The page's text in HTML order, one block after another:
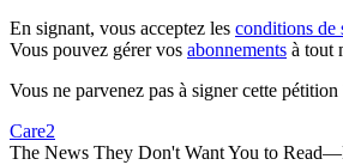
En signant, vous acceptez les conditions de
Vous pouvez gérer vos abonnements à tout
Vous ne parvenez pas à signer cette pétition
Care2
The News They Don't Want You to